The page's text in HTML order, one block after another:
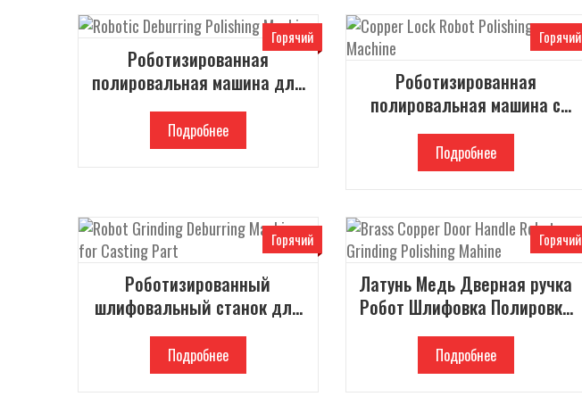
Роботизированная
полировальная машина для
удаления заусенцев
Подробнее
Горячий
Роботизированная
полировальная машина с
медным замком
Подробнее
Горячий
Роботизированный
шлифовальный станок для
снятия заусенцев с
литейных деталей
Подробнее
Горячий
Латунь Медь Дверная ручка
Робот Шлифовка Полировка
Махин
Подробнее
Горячий